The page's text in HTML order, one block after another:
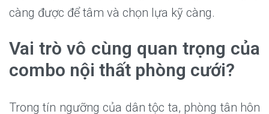
càng được để tâm và chọn lựa kỹ càng.
Vai trò vô cùng quan trọng của
combo nội thất phòng cưới?
Trong tín ngưỡng của dân tộc ta, phòng tân hôn